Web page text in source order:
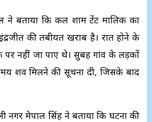
ने बताया कि कल शाम टेंट मालिक का
की तबीयत खराब है। रात होने के
पर नहीं जा पाए थे। सुबह गांव के लड़कों
शव मिलने की सूचना दी, जिसके बाद
नगर प्रेमपाल सिंह ने बताया कि घटना की